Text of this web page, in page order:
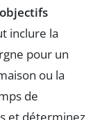
objectifs
inclure la
pour un
ou la
de
et déterminez